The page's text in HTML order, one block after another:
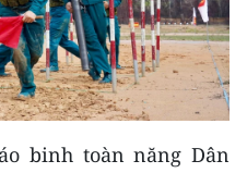
binh toàn năng Dân